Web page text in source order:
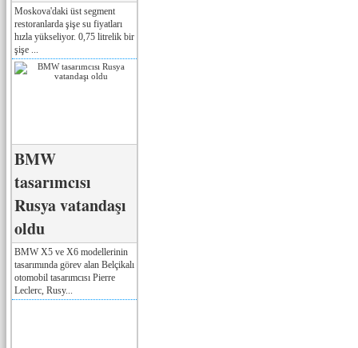
Moskova'daki üst segment
restoranlarda şişe su fiyatları
hızla yükseliyor. 0,75 litrelik bir
şişe ...
BMW
tasarımcısı
Rusya vatandaşı
oldu
BMW X5 ve X6 modellerinin
tasarımında görev alan Belçikalı
otomobil tasarımcısı Pierre
Leclerc, Rusy...